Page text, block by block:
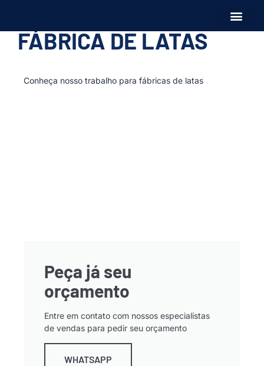
FÁBRICA DE LATAS
Conheça nosso trabalho para fábricas de latas
Peça já seu
orçamento
Entre em contato com nossos especialistas
de vendas para pedir seu orçamento
WHATSAPP